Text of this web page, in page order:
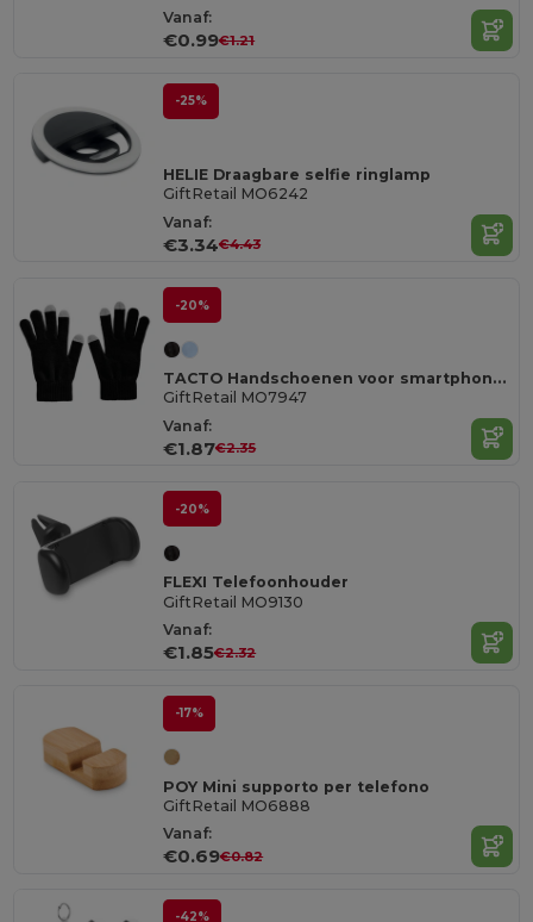
Vanaf:
€0.99€1.21
-25%
HELIE Draagbare selfie ringlamp
GiftRetail MO6242
Vanaf:
€3.34€4.43
-20%
TACTO Handschoenen voor smartphones
GiftRetail MO7947
Vanaf:
€1.87€2.35
-20%
FLEXI Telefoonhouder
GiftRetail MO9130
Vanaf:
€1.85€2.32
-17%
POY Mini supporto per telefono
GiftRetail MO6888
Vanaf:
€0.69€0.82
-42%